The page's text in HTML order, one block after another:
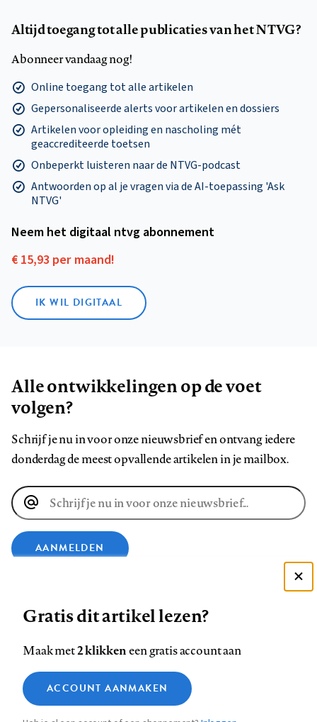
Altijd toegang tot alle publicaties van het NTVG?
Abonneer vandaag nog!
Online toegang tot alle artikelen
Gepersonaliseerde alerts voor artikelen en dossiers
Artikelen voor opleiding en nascholing mét
geaccrediteerde toetsen
Onbeperkt luisteren naar de NTVG-podcast
Antwoorden op al je vragen via de AI-toepassing 'Ask
NTVG'
Neem het digitaal ntvg abonnement
€ 15,93 per maand!
IK WIL DIGITAAL
Alle ontwikkelingen op de voet
volgen?
Schrijf je nu in voor onze nieuwsbrief en ontvang iedere
donderdag de meest opvallende artikelen in je mailbox.
E-
mailadres
AANMELDEN
op
Facebook
op
LinkedIn
op
Bluesky
ons
op
InstagramYouTube
Footer
Contact Colofon Disclaimer Privacy
Medische vragen verdienen
betrouwbare antwoorden
Zie onze cookie policy
Analytische cookies
Gratis dit artikel lezen?
Maak met2 klikkeneen gratis account aan
ACCOUNT AANMAKEN